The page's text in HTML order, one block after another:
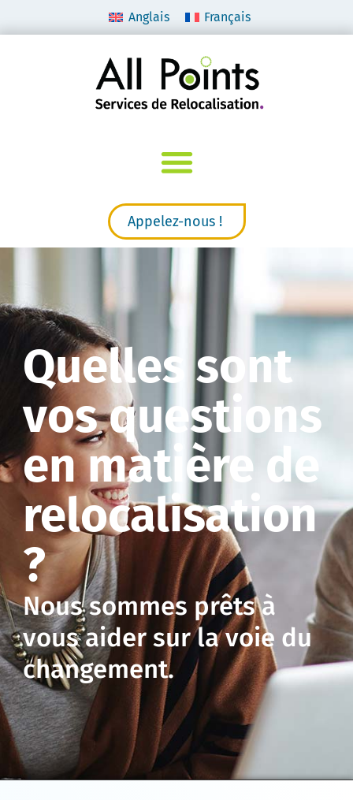
Anglais Français
Appelez-nous !
Quelles sont
vos questions
en matière de
relocalisation
?
Nous sommes prêts à
vous aider sur la voie du
changement.